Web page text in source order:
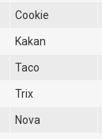
Cookie
Kakan
Taco
Trix
Nova